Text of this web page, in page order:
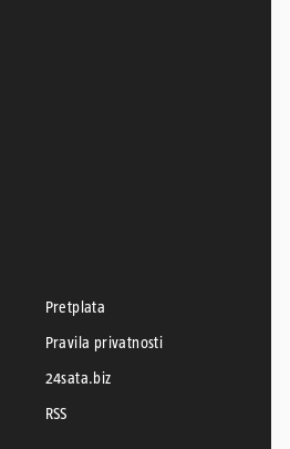
Pretplata
Pravila privatnosti
24sata.biz
RSS